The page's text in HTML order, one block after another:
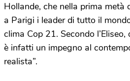
Hollande, che nella prima metà
a Parigi i leader di tutto il
clima Cop 21. Secondo
è infatti un impegno al
realista”.